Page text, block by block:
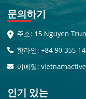
문의하기
주소: 15 Nguyen
핫라인: +84 90 355
이메일:
인기 있는